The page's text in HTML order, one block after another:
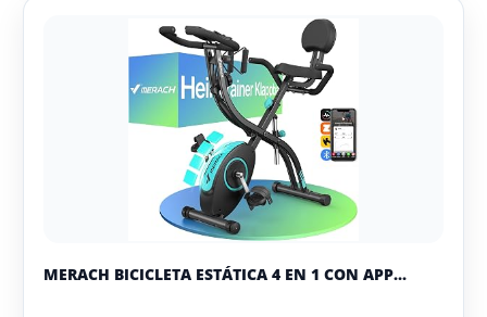
MERACH BICICLETA ESTÁTICA 4 EN 1 CON APP...